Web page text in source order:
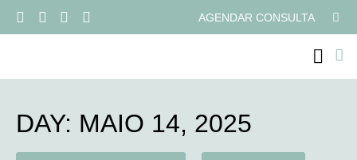
AGENDAR CONSULTA
DAY: MAIO 14, 2025